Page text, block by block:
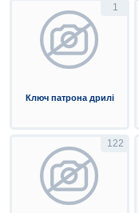
1
Ключ патрона дрилі
122